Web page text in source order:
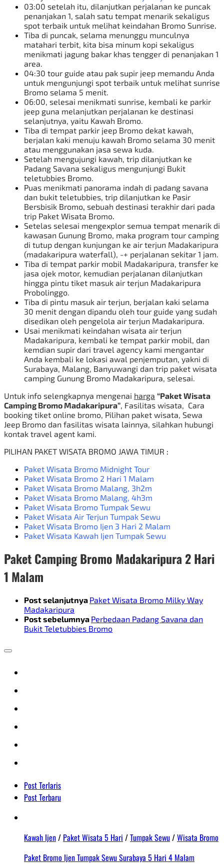
03:00 setelah itu, dilanjutkan perjalanan ke puncak
penanjakan 1, salah satu tempat menarik sekaligus
spot terbaik untuk melihat keindahan Bromo Sunrise
Tiba di puncak, selama menunggu munculnya
matahari terbit, kita bisa minum kopi sekaligus
menikmati jagung bakar khas tengger di penanjakan 1
area.
04:30 tour guide atau pak supir jeep memandu Anda
untuk mengunjungi spot terbaik untuk melihat sunrise
Bromo selama 5 menit.
06:00, selesai menikmati sunrise, kembali ke parkir
jeep guna melanjutkan perjalanan ke destinasi
selanjutnya, yaitu Kawah Bromo.
Tiba di tempat parkir jeep Bromo dekat kawah,
berjalan kaki menuju kawah Bromo selama 30 menit
atau menggunakan jasa sewa kuda.
Setelah mengujungi kawah, trip dilanjutkan ke
Padang Savana sekaligus mengunjungi Bukit
teletubbies Bromo.
Puas menikmati panorama indah di padang savana
dan bukit teletubbies, trip dilanjutkan ke Pasir
Bersbisik Bromo sebuah destinasi terakhir dari pada
trip Paket Wisata Bromo
Setelas selesai mengexplor semua tempat menarik di
kawasan Gunung Bromo, maka program tour camping
di tutup dengan kunjungan ke air terjun Madakaripura
(madakaripura waterfall), -+ perjalanan sekitar 1 jam.
Tiba di tempat parkir mobil Madakaripura, transfer ke
jasa ojek motor, kemudian perjalanan dilanjutkan
hingga pintu tiket masuk air terjun Madakaripura
Probolinggo.
Tiba di pintu masuk air terjun, berjalan kaki selama
30 menit dengan dipandu oleh tour guide yang sudah
disedikan oleh pengelola air terjun Madakaripura.
Usai menikmati keindahan wisata air terjun
Madakaripura, kembali ke tempat parkir mobil, dan
kemdian supir dari travel agency kami mengantar
Anda kembali ke lokasi awal penjemputan, yakni di
Surabaya, Malang, Banyuwangi dan trip paket wisata
camping Gunung Bromo Madakaripura, selesai.
Untuk info selengkapnya mengenai harga “Paket Wisata
Camping Bromo Madakaripura” , Fasilitas wisata, Cara
booking tiket online bromo, Pilihan paket wisata, Sewa
Jeep Bromo dan fasilitas wisata lainnya, silahkan hubungi
kontak travel agent kami.
PILIHAN PAKET WISATA BROMO JAWA TIMUR :
Paket Wisata Bromo Midnight Tour
Paket Wisata Bromo 2 Hari 1 Malam
Paket Wisata Bromo Malang , 3h2m
Paket Wisata Bromo Malang , 4h3m
Paket Wisata Bromo Tumpak Sewu
Paket Wisata Air Terjun Tumpak Sewu
Paket Wisata Bromo Ijen 3 Hari 2 Malam
Paket Wisata Kawah Ijen Tumpak Sewu
Paket Camping Bromo Madakaripura 2 Hari
1 Malam
Post selanjutnya Paket Wisata Bromo Milky Way
Madakaripura
Post sebelumnya Perbedaan Padang Savana dan
Bukit Teletubbies Bromo
Post Terlaris
Post Terbaru
Kawah Ijen/ Paket Wisata 5 Hari /Tumpak Sewu/Wisata Bromo
Paket Bromo Ijen Tumpak Sewu Surabaya 5 Hari 4 Malam